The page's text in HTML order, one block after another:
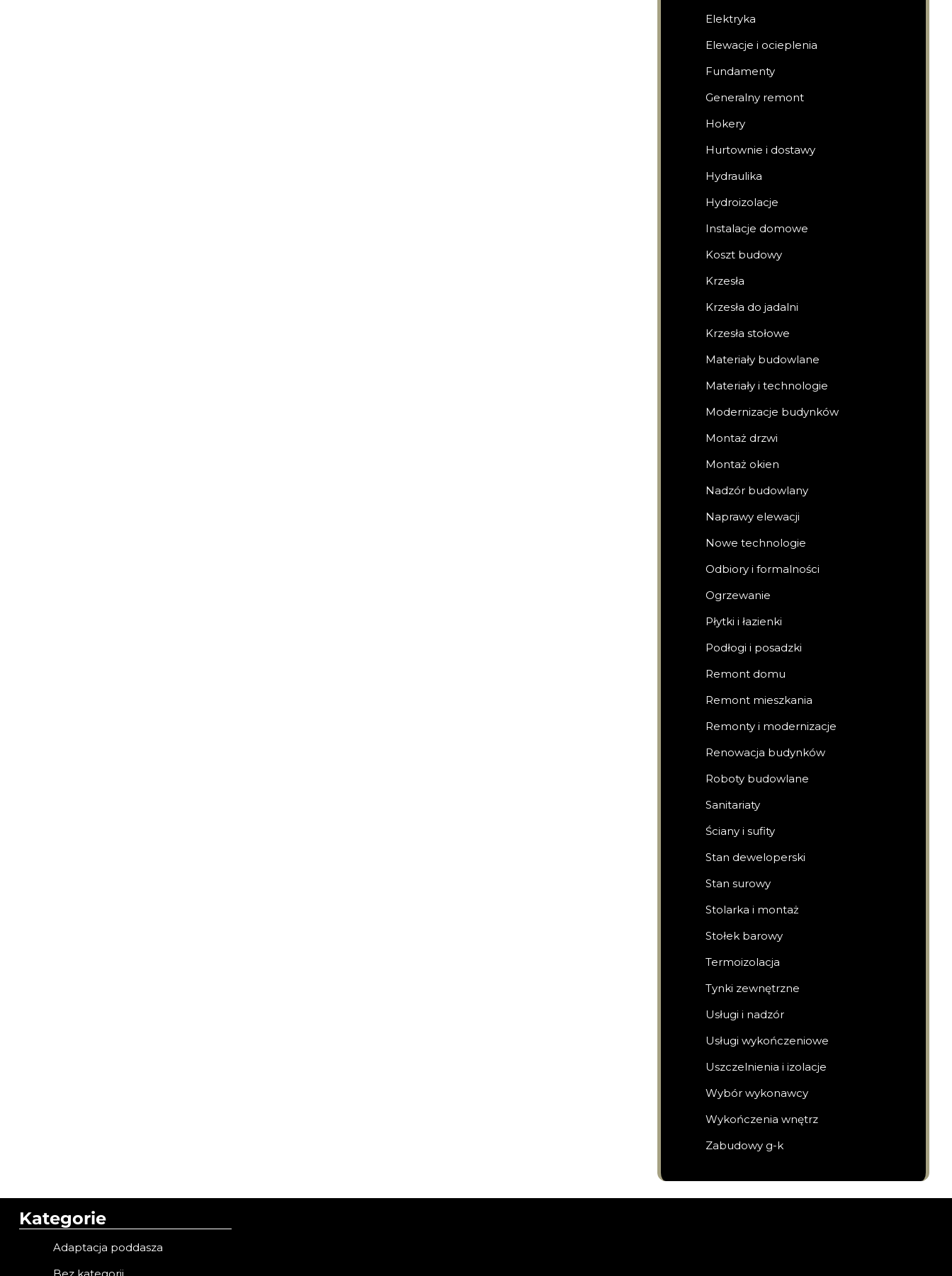
Elektryka
Elewacje i ocieplenia
Fundamenty
Generalny remont
Hokery
Hurtownie i dostawy
Hydraulika
Hydroizolacje
Instalacje domowe
Koszt budowy
Krzesła
Krzesła do jadalni
Krzesła stołowe
Materiały budowlane
Materiały i technologie
Modernizacje budynków
Montaż drzwi
Montaż okien
Nadzór budowlany
Naprawy elewacji
Nowe technologie
Odbiory i formalności
Ogrzewanie
Płytki i łazienki
Podłogi i posadzki
Remont domu
Remont mieszkania
Remonty i modernizacje
Renowacja budynków
Roboty budowlane
Sanitariaty
Ściany i sufity
Stan deweloperski
Stan surowy
Stolarka i montaż
Stołek barowy
Termoizolacja
Tynki zewnętrzne
Usługi i nadzór
Usługi wykończeniowe
Uszczelnienia i izolacje
Wybór wykonawcy
Wykończenia wnętrz
Zabudowy g-k
Kategorie
Adaptacja poddasza